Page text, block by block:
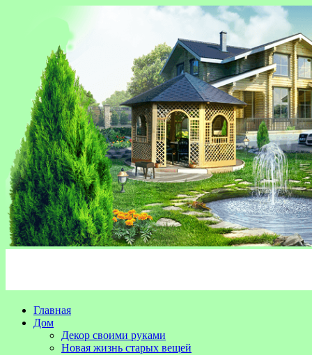
Главная
Дом
Декор своими руками
Новая жизнь старых вещей